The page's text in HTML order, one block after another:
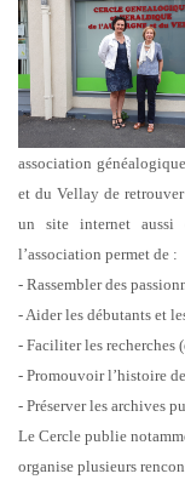
association
et du Vellay de retrouver
un site internet aussi
l’association permet de :
- Rassembler des
- Aider les débutants et
- Faciliter les recherches
- Promouvoir l’histoire
- Préserver les archives
Le Cercle publie
organise plusieurs